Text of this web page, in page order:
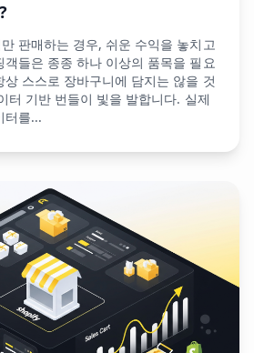
판매하는 경우, 쉬운 수익을 놓치고
들은 종종 하나 이상의 품목을 필요
스스로 장바구니에 담지는 않을 것
터 기반 번들이 빛을 발합니다. 실제
터를...